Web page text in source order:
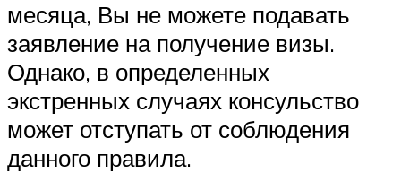
месяца, Вы не можете подавать
заявление на получение визы.
Однако, в определенных
экстренных случаях консульство
может отступать от соблюдения
данного правила.